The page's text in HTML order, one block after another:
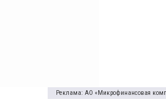
Реклама: АО «Микрофинансовая